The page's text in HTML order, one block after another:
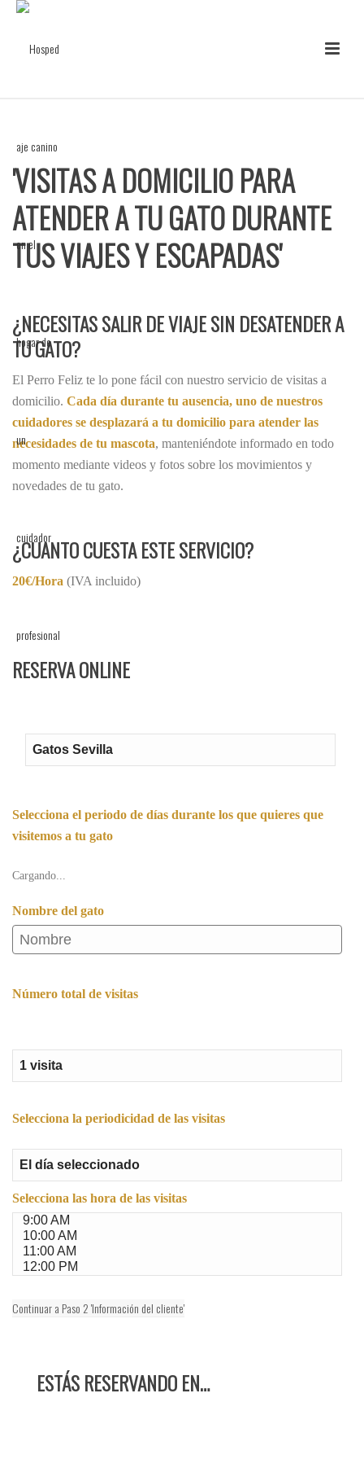
'VISITAS A DOMICILIO PARA
ATENDER A TU GATO DURANTE
TUS VIAJES Y ESCAPADAS'
¿NECESITAS SALIR DE VIAJE SIN DESATENDER A
TU GATO?
El Perro Feliz te lo pone fácil con nuestro servicio de visitas a
domicilio. Cada día durante tu ausencia, uno de nuestros
cuidadores se desplazará a tu domicilio para atender las
necesidades de tu mascota, manteniéndote informado en todo
momento mediante videos y fotos sobre los movimientos y
novedades de tu gato.
¿CUANTO CUESTA ESTE SERVICIO?
20€/Hora (IVA incluido)
RESERVA ONLINE
Selecciona el periodo de días durante los que quieres que
visitemos a tu gato
Cargando...
Nombre del gato
Número total de visitas
Selecciona la periodicidad de las visitas
Selecciona las hora de las visitas
Continuar a Paso 2 'Información del cliente'
ESTÁS RESERVANDO EN…